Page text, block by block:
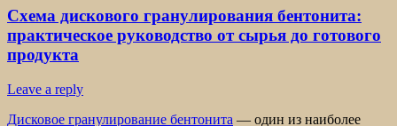
Схема дискового гранулирования бентонита:
практическое руководство от сырья до готового
продукта
Leave a reply
Дисковое гранулирование бентонита — один из наиболее